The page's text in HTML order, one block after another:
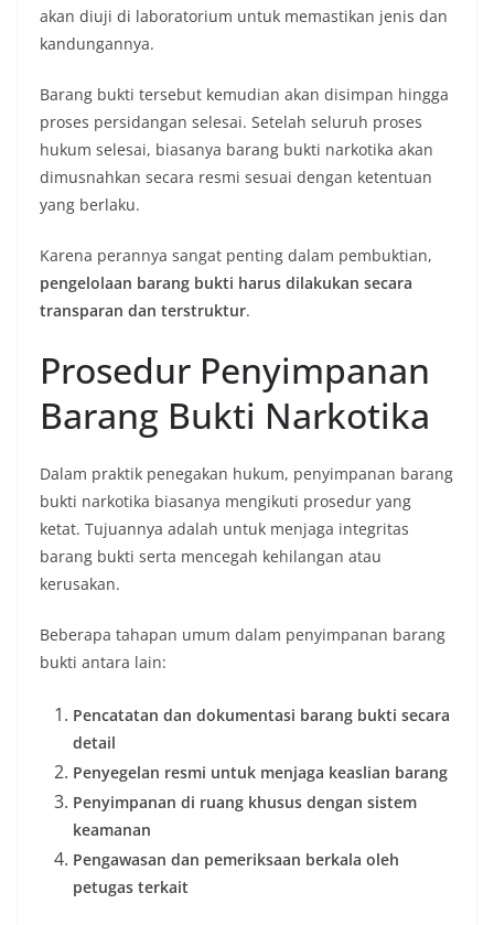
akan diuji di laboratorium untuk memastikan jenis dan
kandungannya.
Barang bukti tersebut kemudian akan disimpan hingga
proses persidangan selesai. Setelah seluruh proses
hukum selesai, biasanya barang bukti narkotika akan
dimusnahkan secara resmi sesuai dengan ketentuan
yang berlaku.
Karena perannya sangat penting dalam pembuktian,
pengelolaan barang bukti harus dilakukan secara
transparan dan terstruktur.
Prosedur Penyimpanan
Barang Bukti Narkotika
Dalam praktik penegakan hukum, penyimpanan barang
bukti narkotika biasanya mengikuti prosedur yang
ketat. Tujuannya adalah untuk menjaga integritas
barang bukti serta mencegah kehilangan atau
kerusakan.
Beberapa tahapan umum dalam penyimpanan barang
bukti antara lain:
Pencatatan dan dokumentasi barang bukti secara
detail
Penyegelan resmi untuk menjaga keaslian barang
Penyimpanan di ruang khusus dengan sistem
keamanan
Pengawasan dan pemeriksaan berkala oleh
petugas terkait